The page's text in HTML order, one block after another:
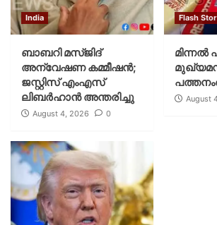
India
ബാബറി മസ്ജിദ്
അന്വേഷണ കമ്മീഷന്‍;
ജസ്റ്റിസ് എംഎസ്
ലിബര്‍ഹാന്‍ അന്തരിച്ചു
August 4, 2026 0
Flash
മിന്നല്‍
August